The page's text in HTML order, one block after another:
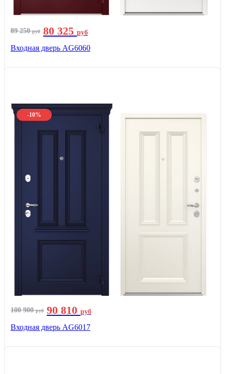
89 250руб 80 325 руб
Входная дверь AG6060
-10%
100 900руб 90 810 руб
Входная дверь AG6017